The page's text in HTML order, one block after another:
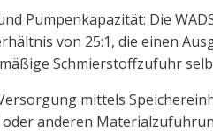
Pumpenkapazität: Die
von 25:1, die einen
Schmierstoffzufuhr
mittels
oder anderen